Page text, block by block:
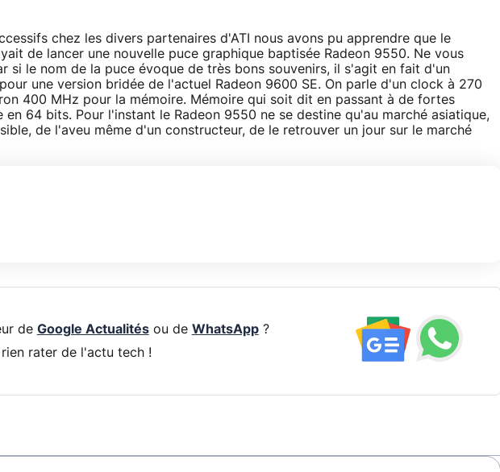
chez les divers partenaires d'ATI nous avons pu apprendre que le
de lancer une nouvelle puce graphique baptisée Radeon 9550. Ne vous
si le nom de la puce évoque de très bons souvenirs, il s'agit en fait d'un
une version bridée de l'actuel Radeon 9600 SE. On parle d'un clock à 270
400 MHz pour la mémoire. Mémoire qui soit dit en passant à de fortes
64 bits. Pour l'instant le Radeon 9550 ne se destine qu'au marché asiatique,
de l'aveu même d'un constructeur, de le retrouver un jour sur le marché
de Google Actualitésou de WhatsApp?
rater de l'actu tech !